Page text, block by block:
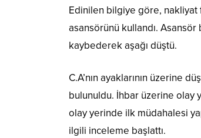
Edinilen bilgiye göre, nakliyat
asansörünü kullandı. Asansör
kaybederek aşağı düştü.
C.A’nın ayaklarının üzerine
bulunuldu. İhbar üzerine olay
olay yerinde ilk müdahalesi
ilgili inceleme başlattı.